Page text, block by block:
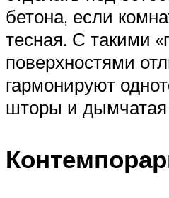
бетона, если
тесная. С такими
поверхностями
гармонируют
шторы и